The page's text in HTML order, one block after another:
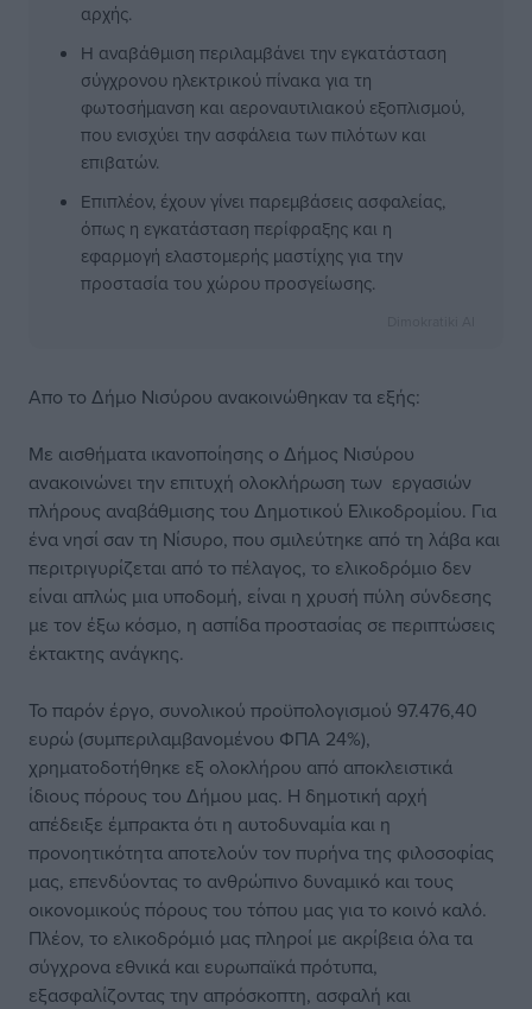
αρχής.
Η αναβάθμιση περιλαμβάνει την εγκατάσταση
σύγχρονου ηλεκτρικού πίνακα για τη
φωτοσήμανση και αεροναυτιλιακού εξοπλισμού,
που ενισχύει την ασφάλεια των πιλότων και
επιβατών.
Επιπλέον, έχουν γίνει παρεμβάσεις ασφαλείας,
όπως η εγκατάσταση περίφραξης και η
εφαρμογή ελαστομερής μαστίχης για την
προστασία του χώρου προσγείωσης.
Απο το Δήμο Νισύρου ανακοινώθηκαν τα εξής:
Με αισθήματα ικανοποίησης ο Δήμος Νισύρου
ανακοινώνει την επιτυχή ολοκλήρωση των εργασιών
πλήρους αναβάθμισης του Δημοτικού Ελικοδρομίου. Για
ένα νησί σαν τη Νίσυρο, που σμιλεύτηκε από τη λάβα και
περιτριγυρίζεται από το πέλαγος, το ελικοδρόμιο δεν
είναι απλώς μια υποδομή, είναι η χρυσή πύλη σύνδεσης
με τον έξω κόσμο, η ασπίδα προστασίας σε περιπτώσεις
έκτακτης ανάγκης.
Το παρόν έργο, συνολικού προϋπολογισμού 97.476,40
ευρώ (συμπεριλαμβανομένου ΦΠΑ 24%),
χρηματοδοτήθηκε εξ ολοκλήρου από αποκλειστικά
ίδιους πόρους του Δήμου μας. Η δημοτική αρχή
απέδειξε έμπρακτα ότι η αυτοδυναμία και η
προνοητικότητα αποτελούν τον πυρήνα της φιλοσοφίας
μας, επενδύοντας το ανθρώπινο δυναμικό και τους
οικονομικούς πόρους του τόπου μας για το κοινό καλό.
Πλέον, το ελικοδρόμιό μας πληροί με ακρίβεια όλα τα
σύγχρονα εθνικά και ευρωπαϊκά πρότυπα,
εξασφαλίζοντας την απρόσκοπτη, ασφαλή και